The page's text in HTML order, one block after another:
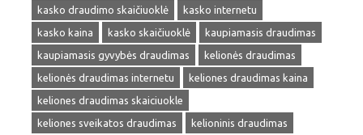
kasko draudimo skaičiuoklė
kasko internetu
kasko kaina
kasko skaičiuoklė
kaupiamasis draudimas
kaupiamasis gyvybės draudimas
kelionės draudimas
kelionės draudimas internetu
keliones draudimas kaina
keliones draudimas skaiciuokle
keliones sveikatos draudimas
kelioninis draudimas